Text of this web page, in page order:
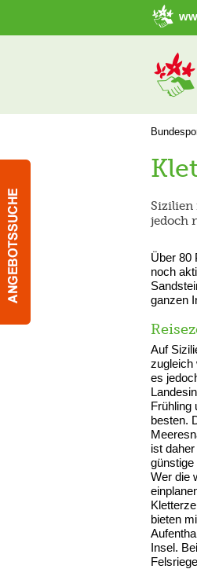
➜ Hauptregion der Seite anspringen
Sizilien
jedoch
Über 80
noch
ganzen
Auf
zugleich
es
Frühling
besten.
ist
Wer die
bieten
Insel.